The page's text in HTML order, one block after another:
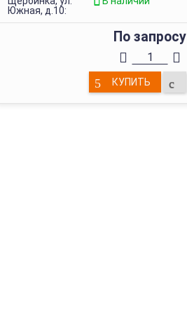
Южная, д.10:
По запросу
КУПИТЬ